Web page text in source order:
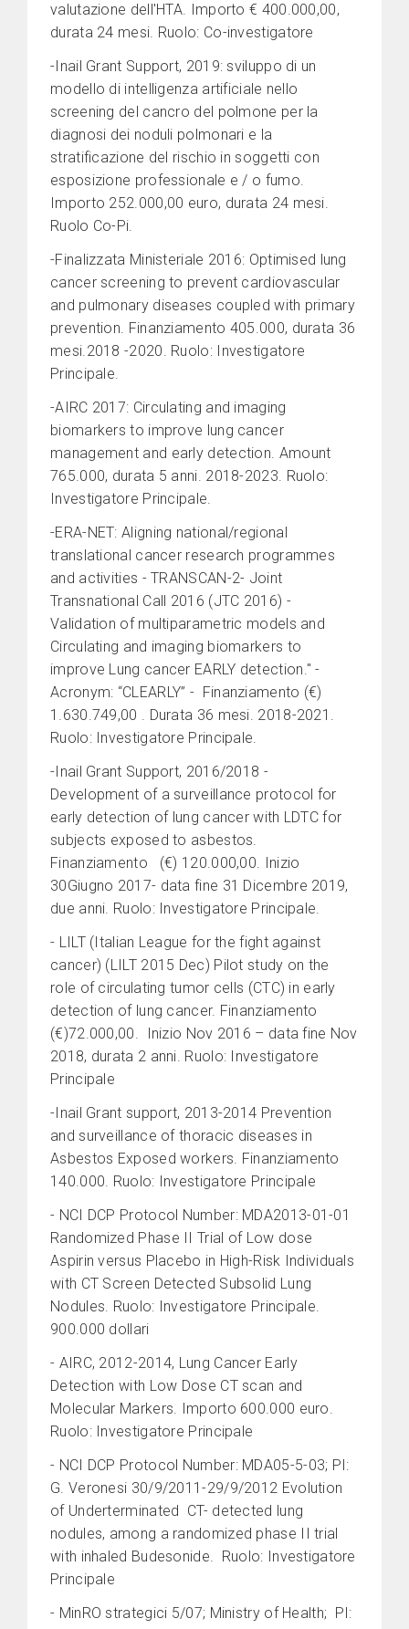
valutazione dell'HTA. Importo € 400.000,00,
durata 24 mesi. Ruolo: Co-investigatore
-Inail Grant Support, 2019: sviluppo di un
modello di intelligenza artificiale nello
screening del cancro del polmone per la
diagnosi dei noduli polmonari e la
stratificazione del rischio in soggetti con
esposizione professionale e / o fumo.
Importo 252.000,00 euro, durata 24 mesi.
Ruolo Co-Pi.
-Finalizzata Ministeriale 2016: Optimised lung
cancer screening to prevent cardiovascular
and pulmonary diseases coupled with primary
prevention. Finanziamento 405.000, durata 36
mesi.2018 -2020. Ruolo: Investigatore
Principale.
-AIRC 2017: Circulating and imaging
biomarkers to improve lung cancer
management and early detection. Amount
765.000, durata 5 anni. 2018-2023. Ruolo:
Investigatore Principale.
-ERA-NET: Aligning national/regional
translational cancer research programmes
and activities - TRANSCAN-2- Joint
Transnational Call 2016 (JTC 2016) -
Validation of multiparametric models and
Circulating and imaging biomarkers to
improve Lung cancer EARLY detection." -
Acronym: “CLEARLY” - Finanziamento (€)
1.630.749,00 . Durata 36 mesi. 2018-2021.
Ruolo: Investigatore Principale.
-Inail Grant Support, 2016/2018 -
Development of a surveillance protocol for
early detection of lung cancer with LDTC for
subjects exposed to asbestos.
Finanziamento (€) 120.000,00. Inizio
30Giugno 2017- data fine 31 Dicembre 2019,
due anni. Ruolo: Investigatore Principale.
- LILT (Italian League for the fight against
cancer) (LILT 2015 Dec) Pilot study on the
role of circulating tumor cells (CTC) in early
detection of lung cancer. Finanziamento
(€)72.000,00. Inizio Nov 2016 – data fine Nov
2018, durata 2 anni. Ruolo: Investigatore
Principale
-Inail Grant support, 2013-2014 Prevention
and surveillance of thoracic diseases in
Asbestos Exposed workers. Finanziamento
140.000. Ruolo: Investigatore Principale
- NCI DCP Protocol Number: MDA2013-01-01
Randomized Phase II Trial of Low dose
Aspirin versus Placebo in High-Risk Individuals
with CT Screen Detected Subsolid Lung
Nodules. Ruolo: Investigatore Principale.
900.000 dollari
- AIRC, 2012-2014, Lung Cancer Early
Detection with Low Dose CT scan and
Molecular Markers. Importo 600.000 euro.
Ruolo: Investigatore Principale
- NCI DCP Protocol Number: MDA05-5-03; PI:
G. Veronesi 30/9/2011-29/9/2012 Evolution
of Underterminated CT- detected lung
nodules, among a randomized phase II trial
with inhaled Budesonide. Ruolo: Investigatore
Principale
- MinRO strategici 5/07; Ministry of Health; PI: